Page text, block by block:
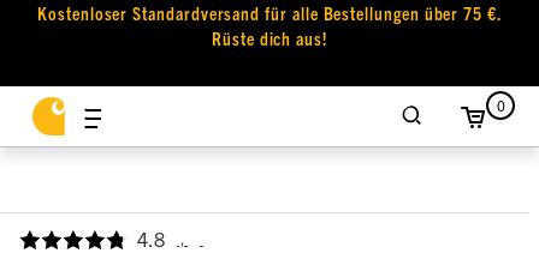
Kostenloser Standardversand für alle Bestellungen über 75 €.
Rüste dich aus!
0
4.8 ,